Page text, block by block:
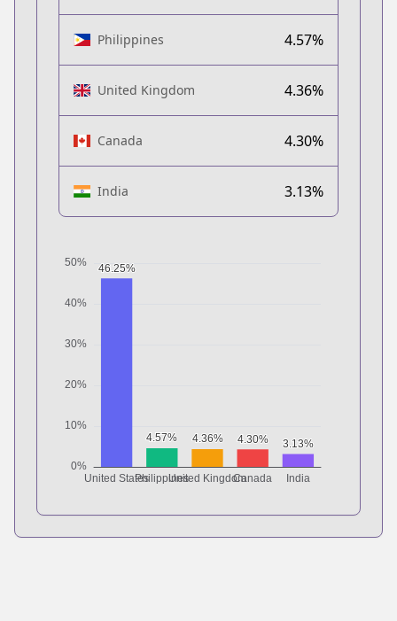
Philippines 4.57%
United Kingdom 4.36%
Canada 4.30%
India 3.13%